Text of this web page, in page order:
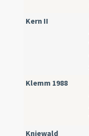
Kern II
Klemm 1988
Kniewald